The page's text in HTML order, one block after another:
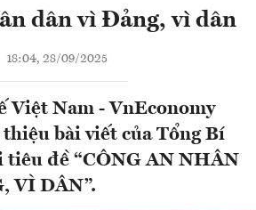
dân vì Đảng, vì dân
18:04, 28/09/2025
Việt Nam - VnEconomy
bài viết của Tổng Bí
tiêu đề “CÔNG AN NHÂN
VÌ DÂN”.